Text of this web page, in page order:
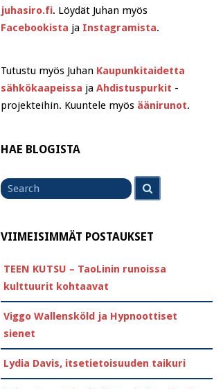
juhasiro.fi. Löydät Juhan myös
Facebookista ja Instagramista.
Tutustu myös Juhan Kaupunkitaidetta
sähkökaapeissa ja Ahdistuspurkit -
projekteihin. Kuuntele myös äänirunot.
HAE BLOGISTA
for
VIIMEISIMMÄT POSTAUKSET
TEEN KUTSU – TaoLinin runoissa
kulttuurit kohtaavat
Viggo Wallensköld ja Hypnoottiset
sienet
Lydia Davis, itsetietoisuuden taikuri